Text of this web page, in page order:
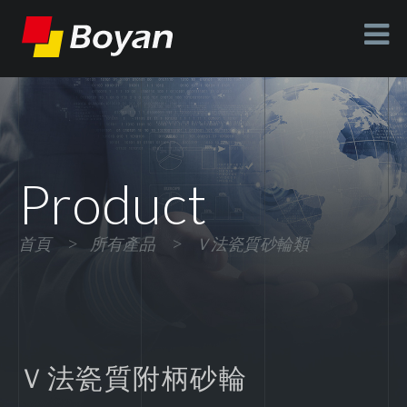
Product
首頁 > 所有產品 > Ｖ法瓷質砂輪類
Ｖ法瓷質附柄砂輪